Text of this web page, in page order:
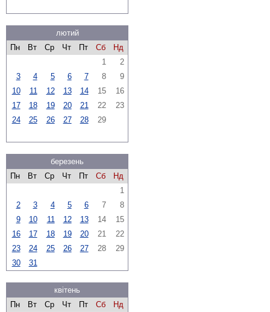
лютий
Пн
Вт Ср Чт Пт Сб
Нд
1
2
3
4 5 6 7 8
9
10
11 12 13 14 15
16
17
18 19 20 21 22
23
24
25 26 27 28 29
березень
Пн
Вт Ср Чт Пт Сб
Нд
1
2
3 4 5 6 7
8
9
10 11 12 13 14
15
16
17 18 19 20 21
22
23
24 25 26 27 28
29
30
31
квітень
Пн
Вт Ср Чт Пт Сб
Нд